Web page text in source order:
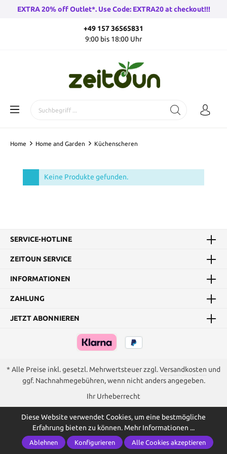
EXTRA 20% off Outlet*. Use Code: EXTRA20 at checkout!!!
+49 157 36565831
9:00 bis 18:00 Uhr
Home Home and Garden Küchenscheren
Keine Produkte gefunden.
SERVICE-HOTLINE
ZEITOUN SERVICE
INFORMATIONEN
ZAHLUNG
JETZT ABONNIEREN
* Alle Preise inkl. gesetzl. Mehrwertsteuer zzgl.Versandkosten und
ggf. Nachnahmegebühren, wenn nicht anders angegeben.
Ihr Urheberrecht
Diese Website verwendet Cookies, um eine bestmögliche
Erfahrung bieten zu können. Mehr Informationen ...
Ablehnen Konfigurieren Alle Cookies akzeptieren